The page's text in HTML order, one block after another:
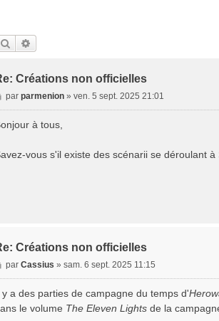
Rechercher
Créations non officielles
M
e
g
par parmenion» ven. 5 sept. 2025 21:01
à tous,
vous s'il existe des scénarii se déroulant
Créations non officielles
M
e
s
a
par Cassius » sam. 6 sept. 2025 11:15
y a des parties de campagne du temps d'
le volume The Eleven Lights de la